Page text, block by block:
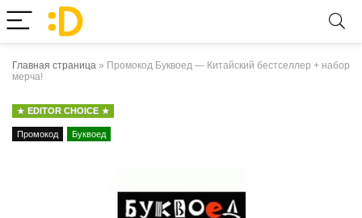
Главная страница » Промокод Буквоед — Китайский бестселлер + набор
мерча!
EDITOR CHOICE
Промокод Буквоед